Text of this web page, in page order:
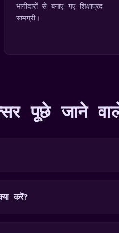
भागीदारों से बनाए गए शिक्षाप्रद
सामग्री।
पूछे जाने
करें?